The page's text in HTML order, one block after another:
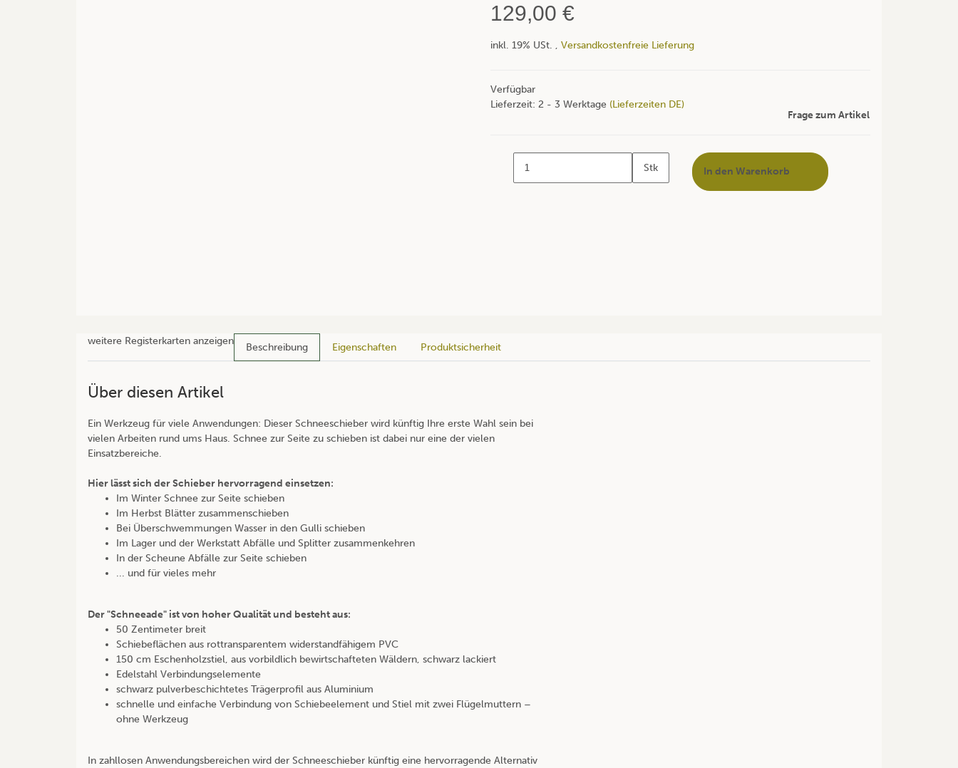
129,00 €
inkl. 19% USt. , Versandkostenfreie Lieferung
Verfügbar
Lieferzeit: 2 - 3 Werktage (Lieferzeiten DE)
Frage zum Artikel
Stk In den Warenkorb
weitere Registerkarten anzeigen
Beschreibung Eigenschaften Produktsicherheit
Über diesen Artikel
Ein Werkzeug für viele Anwendungen: Dieser Schneeschieber wird künftig Ihre erste Wahl sein bei
vielen Arbeiten rund ums Haus. Schnee zur Seite zu schieben ist dabei nur eine der vielen
Einsatzbereiche.
Hier lässt sich der Schieber hervorragend einsetzen:
Im Winter Schnee zur Seite schieben
Im Herbst Blätter zusammenschieben
Bei Überschwemmungen Wasser in den Gulli schieben
Im Lager und der Werkstatt Abfälle und Splitter zusammenkehren
In der Scheune Abfälle zur Seite schieben
... und für vieles mehr
Der "Schneeade" ist von hoher Qualität und besteht aus:
50 Zentimeter breit
Schiebeflächen aus rottransparentem widerstandfähigem PVC
150 cm Eschenholzstiel, aus vorbildlich bewirtschafteten Wäldern, schwarz lackiert
Edelstahl Verbindungselemente
schwarz pulverbeschichtetes Trägerprofil aus Aluminium
schnelle und einfache Verbindung von Schiebeelement und Stiel mit zwei Flügelmuttern –
ohne Werkzeug
In zahllosen Anwendungsbereichen wird der Schneeschieber künftig eine hervorragende Alternativ